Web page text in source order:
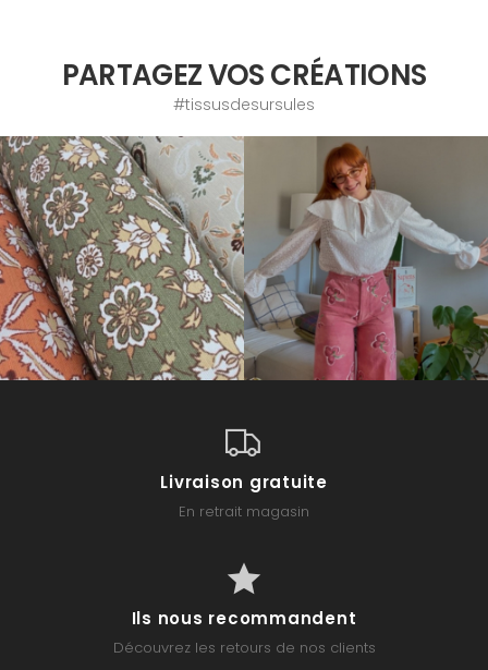
PARTAGEZ VOS CRÉATIONS
#tissusdesursules
Livraison gratuite
En retrait magasin
Ils nous recommandent
Découvrez les retours de nos clients